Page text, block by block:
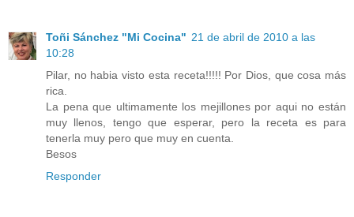
Toñi Sánchez "Mi Cocina" 21 de abril de 2010 a las
10:28
Pilar, no habia visto esta receta!!!!! Por Dios, que cosa más
rica.
La pena que ultimamente los mejillones por aqui no están
muy llenos, tengo que esperar, pero la receta es para
tenerla muy pero que muy en cuenta.
Besos
Responder